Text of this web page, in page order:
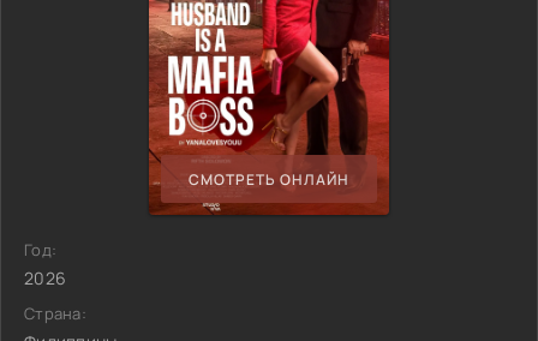
СМОТРЕТЬ ОНЛАЙН
Год:
2026
Страна: